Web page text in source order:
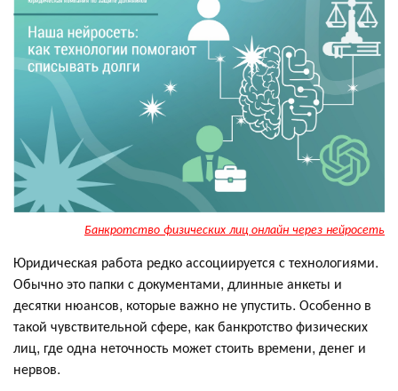
Банкротство физических лиц онлайн через нейросеть
Юридическая работа редко ассоциируется с технологиями.
Обычно это папки с документами, длинные анкеты и
десятки нюансов, которые важно не упустить. Особенно в
такой чувствительной сфере, как банкротство физических
лиц, где одна неточность может стоить времени, денег и
нервов.